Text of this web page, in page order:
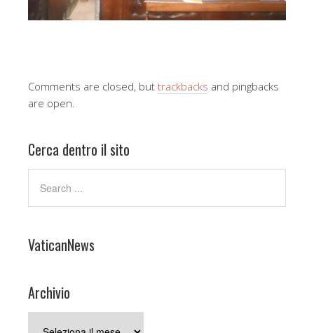
Comments are closed, but trackbacks and pingbacks
are open.
Cerca dentro il sito
VaticanNews
Archivio